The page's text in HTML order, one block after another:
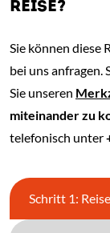
REISE?
Sie können diese
bei uns anfragen.
Sie unseren
miteinander zu
telefonisch unter
Schritt 1: